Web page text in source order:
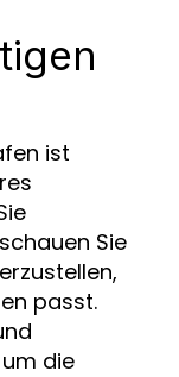
ist
Sie
passt.
die